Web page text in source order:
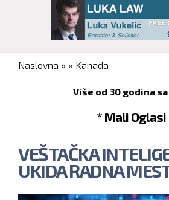
You are here
Naslovna » » Kanada
Više od 30 godina
* Mali Oglasi
VEŠTAČKA
UKIDA RADNA